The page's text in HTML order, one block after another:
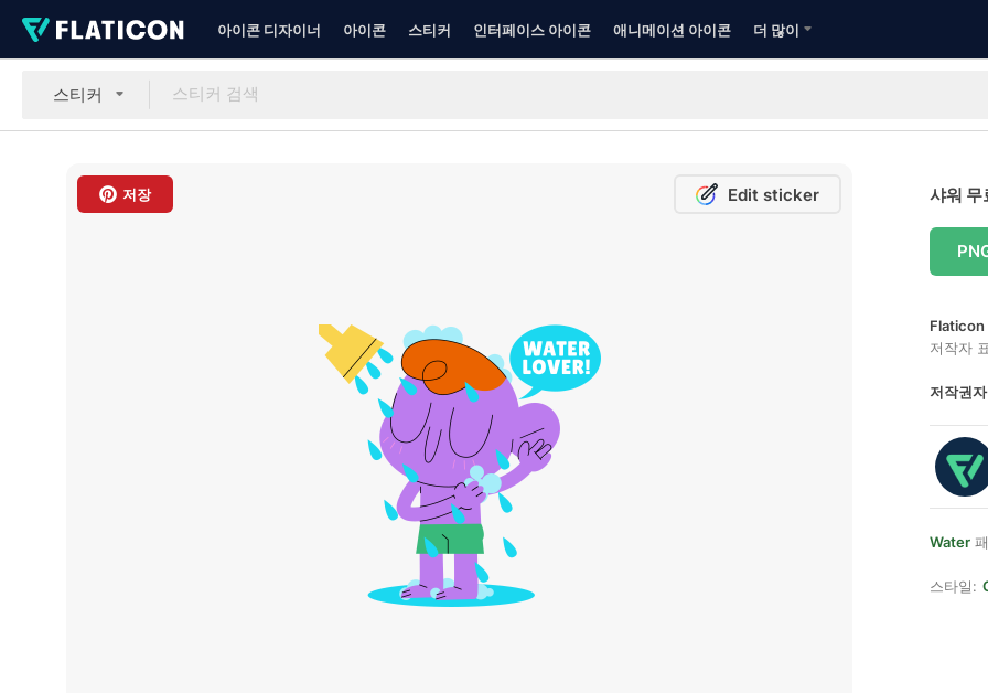
아이콘 디자이너 아이콘 스티커 인터페이스 아이콘 애니메이션 아이콘 더 많이
스티커
저장 Edit sticker 샤워 무
Flaticon
저작자
저작권
Water
스타일: